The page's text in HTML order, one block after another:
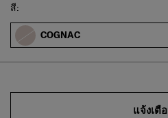
Select
สี:
COGNAC
แจ้งเตื